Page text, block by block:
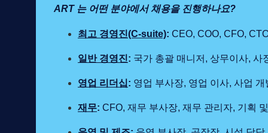
ART 는 어떤 분야에서 채용을 진행하나요?
최고 경영진(C-suite): CEO, COO, CFO,
일반 경영진: 국가 총괄 매니저, 상무이사, 사
영업 리더십: 영업 부사장, 영업 이사, 사업 개
재무: CFO, 재무 부사장, 재무 관리자, 기획